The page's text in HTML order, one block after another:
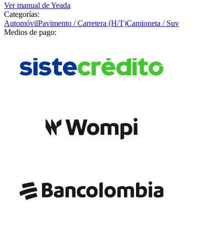
Ver manual deYeada
Categorías:
AutomóvilPavimento / Carretera (H/T)Camioneta / Suv
Medios de pago: